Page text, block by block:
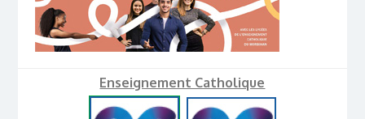
Enseignement Catholique